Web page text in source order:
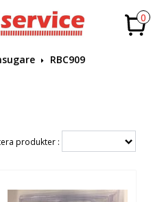
0
RBC909
produkter :